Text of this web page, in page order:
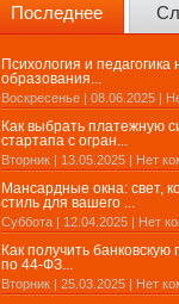
Последнее
Психология и педагогика
образования...
Воскресенье | 08.06.2025 |
Как выбрать платежную
стартапа с огран...
Вторник | 13.05.2025 | Нет
Мансардные окна: свет,
стиль для вашего ...
Суббота | 12.04.2025 | Нет
Как получить банковскую
по 44-ФЗ...
Вторник | 25.03.2025 | Нет